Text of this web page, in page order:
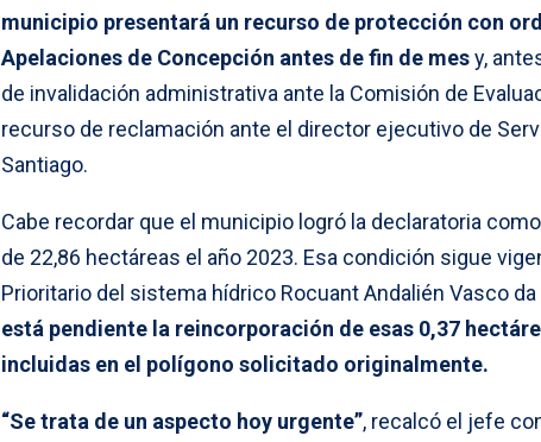
municipio presentará un recurso de protección con
Apelaciones de Concepción antes de fin de mesy,
de invalidación administrativa ante la Comisión de
recurso de reclamación ante el director ejecutivo de
Santiago.
Cabe recordar que el municipio logró la declaratoria
de 22,86 hectáreas el año 2023. Esa condición sigue
Prioritario del sistema hídrico Rocuant Andalién Vasco
está pendiente la reincorporación de esas 0,37
incluidas en el polígono solicitado originalmente.
“Se trata de un aspecto hoy urgente”, recalcó el jefe